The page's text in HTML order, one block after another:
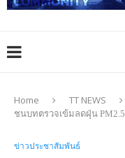
Home TT NEWS
ชนบทตรวจเข้มลดฝุ่น PM2.5
ข่าวประชาสัมพันธ์